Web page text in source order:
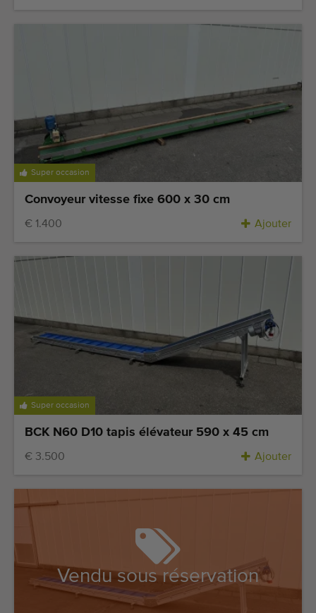
Super occasion
Convoyeur vitesse fixe 600 x 30 cm
€ 1.400 Ajouter
Super occasion
BCK N60 D10 tapis élévateur 590 x 45 cm
€ 3.500 Ajouter
Vendu sous réservation